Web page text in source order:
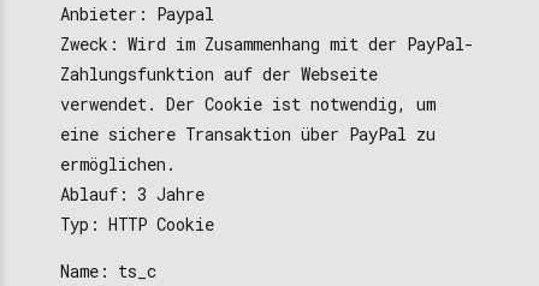
Anbieter: Paypal
Zweck: Wird im Zusammenhang mit der PayPal-
Zahlungsfunktion auf der Webseite
verwendet. Der Cookie ist notwendig, um
eine sichere Transaktion über PayPal zu
ermöglichen.
Ablauf: 3 Jahre
Typ: HTTP Cookie
Name: ts_c